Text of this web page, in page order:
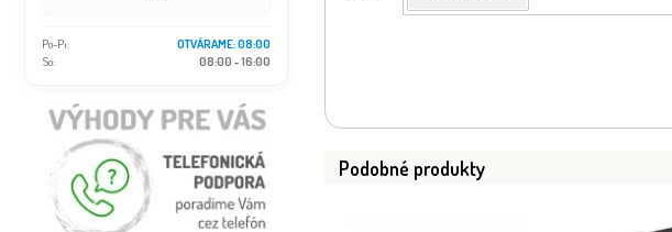
Po-Pi:
OTVÁRAME: 08:00
So:
08:00 - 16:00
Podobné produkty